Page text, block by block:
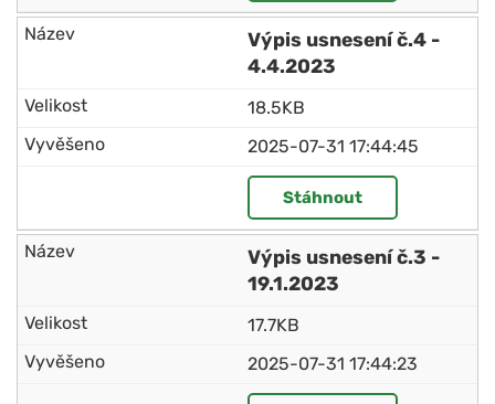
Výpis usnesení č.4 -
4.4.2023
18.5KB
2025-07-31 17:44:45
Stáhnout
Výpis usnesení č.3 -
19.1.2023
17.7KB
2025-07-31 17:44:23